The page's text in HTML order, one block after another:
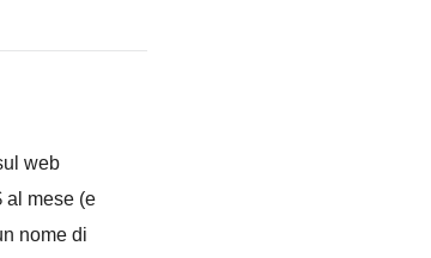
web
al mese (e
nome di